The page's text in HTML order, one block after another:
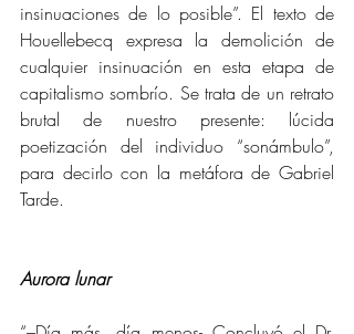
insinuaciones de lo posible”. El texto de
Houellebecq expresa la demolición de
cualquier insinuación en esta etapa de
capitalismo sombrío. Se trata de un retrato
brutal de nuestro presente: lúcida
poetización del individuo “sonámbulo”,
para decirlo con la metáfora de Gabriel
Tarde.
Aurora lunar